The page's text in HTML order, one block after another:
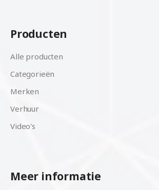
Producten
Alle producten
Categorieën
Merken
Verhuur
Video's
Meer informatie